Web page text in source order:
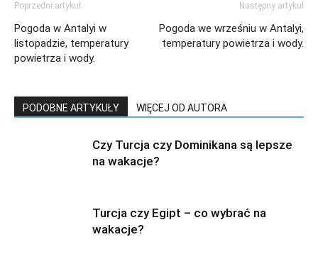
Poprzedni artykuł
Pogoda w Antalyi w
listopadzie, temperatury
powietrza i wody.
Następny artykuł
Pogoda we wrześniu w Antalyi,
temperatury powietrza i wody.
PODOBNE ARTYKUŁY WIĘCEJ OD AUTORA
Czy Turcja czy Dominikana są lepsze
na wakacje?
Turcja czy Egipt – co wybrać na
wakacje?